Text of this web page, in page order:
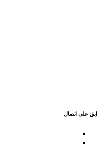
ابقَ على اتصال